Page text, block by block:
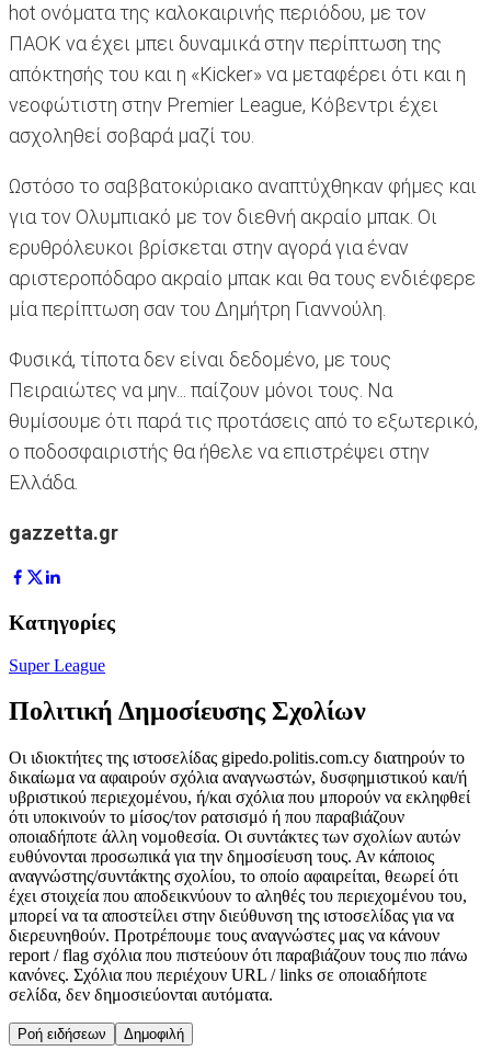
hot ονόματα της καλοκαιρινής περιόδου, με τον
ΠΑΟΚ να έχει μπει δυναμικά στην περίπτωση της
απόκτησής του και η «Kicker» να μεταφέρει ότι και η
νεοφώτιστη στην Premier League, Κόβεντρι έχει
ασχοληθεί σοβαρά μαζί του.
Ωστόσο το σαββατοκύριακο αναπτύχθηκαν φήμες και
για τον Ολυμπιακό με τον διεθνή ακραίο μπακ. Οι
ερυθρόλευκοι βρίσκεται στην αγορά για έναν
αριστεροπόδαρο ακραίο μπακ και θα τους ενδιέφερε
μία περίπτωση σαν του Δημήτρη Γιαννούλη.
Φυσικά, τίποτα δεν είναι δεδομένο, με τους
Πειραιώτες να μην... παίζουν μόνοι τους. Να
θυμίσουμε ότι παρά τις προτάσεις από το εξωτερικό,
ο ποδοσφαιριστής θα ήθελε να επιστρέψει στην
Ελλάδα.
gazzetta.gr
Κατηγορίες
Super League
Πολιτική Δημοσίευσης Σχολίων
Οι ιδιοκτήτες της ιστοσελίδας gipedo.politis.com.cy διατηρούν το
δικαίωμα να αφαιρούν σχόλια αναγνωστών, δυσφημιστικού και/ή
υβριστικού περιεχομένου, ή/και σχόλια που μπορούν να εκληφθεί
ότι υποκινούν το μίσος/τον ρατσισμό ή που παραβιάζουν
οποιαδήποτε άλλη νομοθεσία. Οι συντάκτες των σχολίων αυτών
ευθύνονται προσωπικά για την δημοσίευση τους. Αν κάποιος
αναγνώστης/συντάκτης σχολίου, το οποίο αφαιρείται, θεωρεί ότι
έχει στοιχεία που αποδεικνύουν το αληθές του περιεχομένου του,
μπορεί να τα αποστείλει στην διεύθυνση της ιστοσελίδας για να
διερευνηθούν. Προτρέπουμε τους αναγνώστες μας να κάνουν
report / flag σχόλια που πιστεύουν ότι παραβιάζουν τους πιο πάνω
κανόνες. Σχόλια που περιέχουν URL / links σε οποιαδήποτε
σελίδα, δεν δημοσιεύονται αυτόματα.
Ροή ειδήσεων Δημοφιλή